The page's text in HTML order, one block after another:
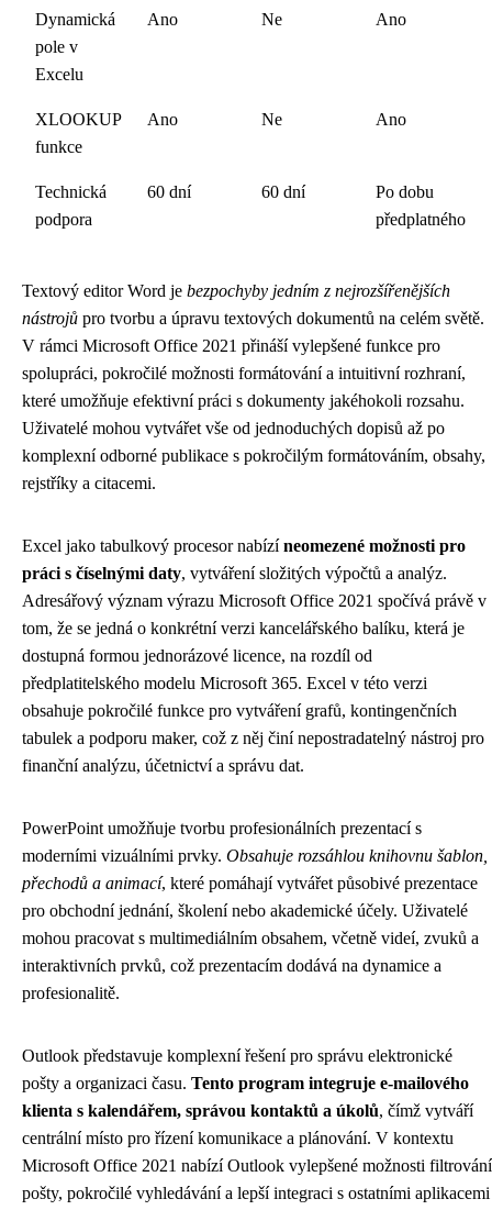
Dynamická
pole v
Excelu
Ano Ne Ano
XLOOKUP
funkce
Ano Ne Ano
Technická
podpora
60 dní 60 dní
Po dobu
předplatného
Textový editor Word je bezpochyby jedním z nejrozšířenějších
nástrojů pro tvorbu a úpravu textových dokumentů na celém světě.
V rámci Microsoft Office 2021 přináší vylepšené funkce pro
spolupráci, pokročilé možnosti formátování a intuitivní rozhraní,
které umožňuje efektivní práci s dokumenty jakéhokoli rozsahu.
Uživatelé mohou vytvářet vše od jednoduchých dopisů až po
komplexní odborné publikace s pokročilým formátováním, obsahy,
rejstříky a citacemi.
Excel jako tabulkový procesor nabízíneomezené možnosti pro
práci s číselnými daty, vytváření složitých výpočtů a analýz.
Adresářový význam výrazu Microsoft Office 2021 spočívá právě v
tom, že se jedná o konkrétní verzi kancelářského balíku, která je
dostupná formou jednorázové licence, na rozdíl od
předplatitelského modelu Microsoft 365. Excel v této verzi
obsahuje pokročilé funkce pro vytváření grafů, kontingenčních
tabulek a podporu maker, což z něj činí nepostradatelný nástroj pro
finanční analýzu, účetnictví a správu dat.
PowerPoint umožňuje tvorbu profesionálních prezentací s
moderními vizuálními prvky. Obsahuje rozsáhlou knihovnu šablon,
přechodů a animací, které pomáhají vytvářet působivé prezentace
pro obchodní jednání, školení nebo akademické účely. Uživatelé
mohou pracovat s multimediálním obsahem, včetně videí, zvuků a
interaktivních prvků, což prezentacím dodává na dynamice a
profesionalitě.
Outlook představuje komplexní řešení pro správu elektronické
pošty a organizaci času. Tento program integruje e-mailového
klienta s kalendářem, správou kontaktů a úkolů, čímž vytváří
centrální místo pro řízení komunikace a plánování. V kontextu
Microsoft Office 2021 nabízí Outlook vylepšené možnosti filtrování
pošty, pokročilé vyhledávání a lepší integraci s ostatními aplikacemi